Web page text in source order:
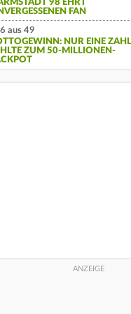
98 EHRT
FAN
6 aus 49
NUR EINE ZAHL
ZUM 50-MILLIONEN-